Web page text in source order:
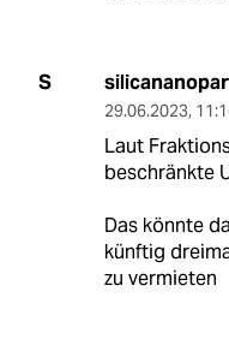
S
29.06.2023,
Laut
beschränkte
Das könnte
künftig
zu vermieten